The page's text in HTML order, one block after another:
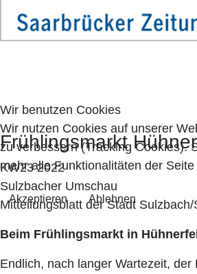
Frühlingsmarkt
KW23 2022
Sulzbacher Umschau
Mitteilungsblatt der Stadt Sulzbach/
Beim Frühlingsmarkt in
Endlich, nach langer Wartezeit,
Wir benutzen Cookies
Wir nutzen Cookies auf unserer
zu verbessern (Tracking Cookies).
mehr alle Funktionalitäten der
Akzeptieren Ablehnen